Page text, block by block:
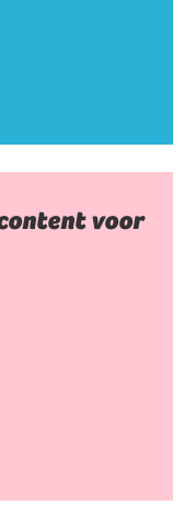
voor